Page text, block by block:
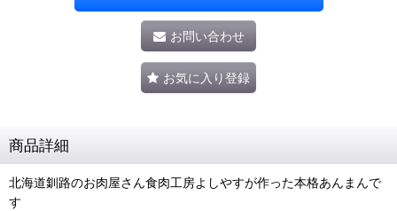
お問い合わせ
お気に入り登録
商品詳細
北海道釧路のお肉屋さん食肉工房よしやすが作った本格あんまんで
す